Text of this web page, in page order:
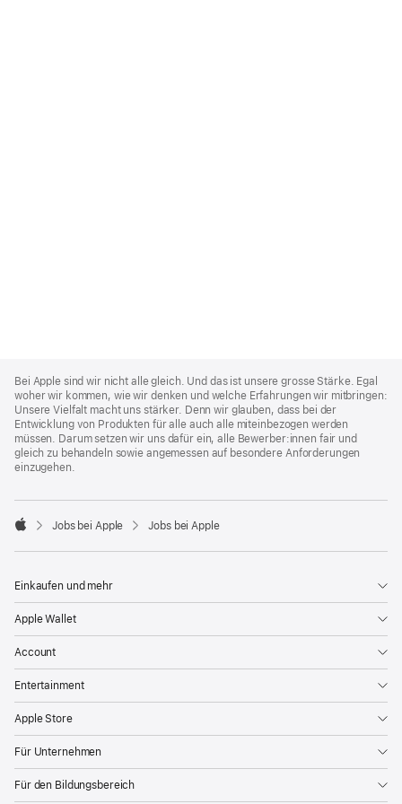
Footer
Bei Apple sind wir nicht alle gleich. Und das ist unsere grosse Stärke. Egal
woher wir kommen, wie wir denken und welche Erfahrungen wir mitbringen:
Unsere Vielfalt macht uns stärker. Denn wir glauben, dass bei der
Entwicklung von Produkten für alle auch alle miteinbezogen werden
müssen. Darum setzen wir uns dafür ein, alle Bewerber:innen fair und
gleich zu behandeln sowie angemessen auf besondere Anforderungen
einzugehen.

Jobs bei Apple Jobs bei Apple
Einkaufen und mehr
Apple Wallet
Account
Entertainment
Apple Store
Für Unternehmen
Für den Bildungsbereich